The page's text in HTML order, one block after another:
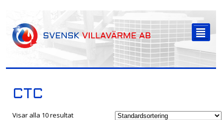
²
CTC
Visar alla 10 resultat